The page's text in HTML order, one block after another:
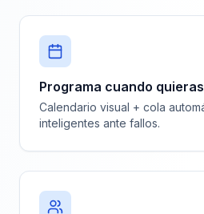
Programa cuando quieras
Calendario visual + cola
inteligentes ante fallos.